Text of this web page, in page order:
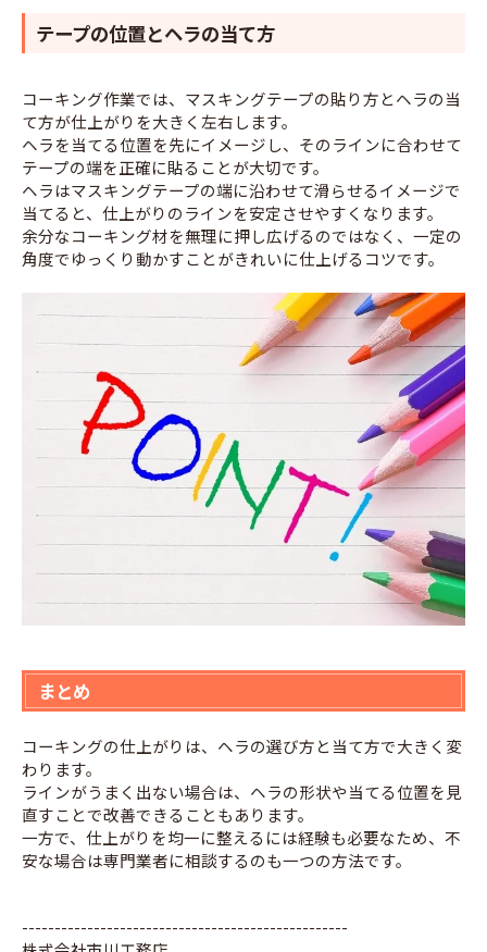
テープの位置とヘラの当て方
コーキング作業では、マスキングテープの貼り方とヘラの当
て方が仕上がりを大きく左右します。
ヘラを当てる位置を先にイメージし、そのラインに合わせて
テープの端を正確に貼ることが大切です。
ヘラはマスキングテープの端に沿わせて滑らせるイメージで
当てると、仕上がりのラインを安定させやすくなります。
余分なコーキング材を無理に押し広げるのではなく、一定の
角度でゆっくり動かすことがきれいに仕上げるコツです。
まとめ
コーキングの仕上がりは、ヘラの選び方と当て方で大きく変
わります。
ラインがうまく出ない場合は、ヘラの形状や当てる位置を見
直すことで改善できることもあります。
一方で、仕上がりを均一に整えるには経験も必要なため、不
安な場合は専門業者に相談するのも一つの方法です。
--------------------------------------------------